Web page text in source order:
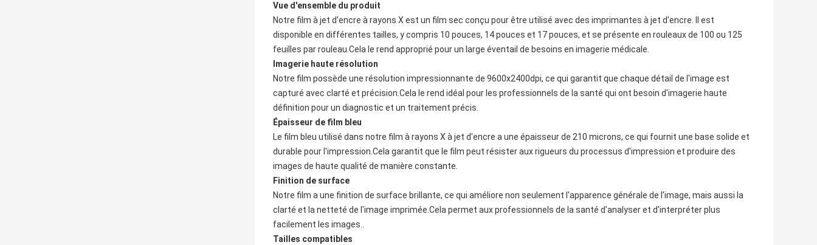
Vue d'ensemble du produit
Notre film à jet d'encre à rayons X est un film sec conçu pour être utilisé avec des imprimantes à jet d'encre. Il est
disponible en différentes tailles, y compris 10 pouces, 14 pouces et 17 pouces, et se présente en rouleaux de 100 ou 125
feuilles par rouleau.Cela le rend approprié pour un large éventail de besoins en imagerie médicale.
Imagerie haute résolution
Notre film possède une résolution impressionnante de 9600x2400dpi, ce qui garantit que chaque détail de l'image est
capturé avec clarté et précision.Cela le rend idéal pour les professionnels de la santé qui ont besoin d'imagerie haute
définition pour un diagnostic et un traitement précis.
Épaisseur de film bleu
Le film bleu utilisé dans notre film à rayons X à jet d'encre a une épaisseur de 210 microns, ce qui fournit une base solide et
durable pour l'impression.Cela garantit que le film peut résister aux rigueurs du processus d'impression et produire des
images de haute qualité de manière constante.
Finition de surface
Notre film a une finition de surface brillante, ce qui améliore non seulement l'apparence générale de l'image, mais aussi la
clarté et la netteté de l'image imprimée.Cela permet aux professionnels de la santé d'analyser et d'interpréter plus
facilement les images..
Tailles compatibles